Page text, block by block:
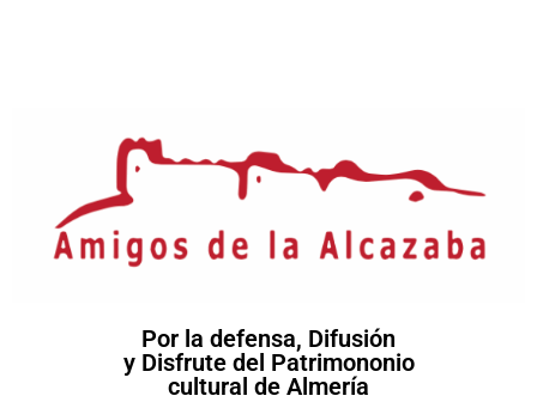
Por la defensa, Difusión
y Disfrute del Patrimononio
cultural de Almería